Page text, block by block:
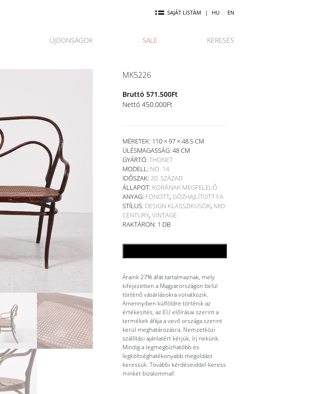
SAJÁT LISTÁM | HU EN
ÚJDONSÁGOK SALE KERESÉS
MK5226
Bruttó 571.500Ft
Nettó 450.000Ft
MÉRETEK: 110 × 97 × 48.5 CM
ÜLÉSMAGASSÁG: 48 CM
GYÁRTÓ: THONET
MODELL: NO. 14
IDŐSZAK: 20. SZÁZAD
ÁLLAPOT: KORÁNAK MEGFELELŐ
ANYAG: FONOTT, GŐZHAJLÍTOTT FA
STÍLUS: DESIGN KLASSZIKUSOK, MID-
CENTURY, VINTAGE
RAKTÁRON: 1 DB
Áraink 27% áfát tartalmaznak, mely
kifejezetten a Magyarországon belül
történő vásárlásokra vonatkozik.
Amennyiben külföldre történik az
értékesítés, az EU előírásai szerint a
termékek áfája a vevő országa szerint
kerül meghatározásra. Nemzetközi
szállítási ajánlatért kérjük, írj nekünk.
Mindig a legmegbízhatóbb és
legköltséghatékonyabb megoldást
keressük. További kérdéseiddel keress
minket bizalommal!